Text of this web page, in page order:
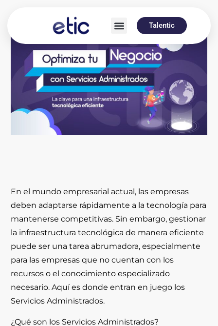
Talentic
En el mundo empresarial actual, las empresas
deben adaptarse rápidamente a la tecnología para
mantenerse competitivas. Sin embargo, gestionar
la infraestructura tecnológica de manera eficiente
puede ser una tarea abrumadora, especialmente
para las empresas que no cuentan con los
recursos o el conocimiento especializado
necesario. Aquí es donde entran en juego los
Servicios Administrados.
¿Qué son los Servicios Administrados?